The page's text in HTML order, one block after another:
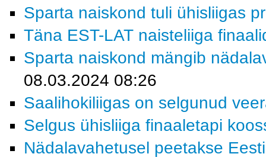
Sparta naiskond tuli ühisliigas
Täna EST-LAT naisteliiga
Sparta naiskond mängib
08.03.2024 08:26
Saalihokiliigas on selgunud
Selgus ühisliiga finaaletapi
Nädalavahetusel peetakse